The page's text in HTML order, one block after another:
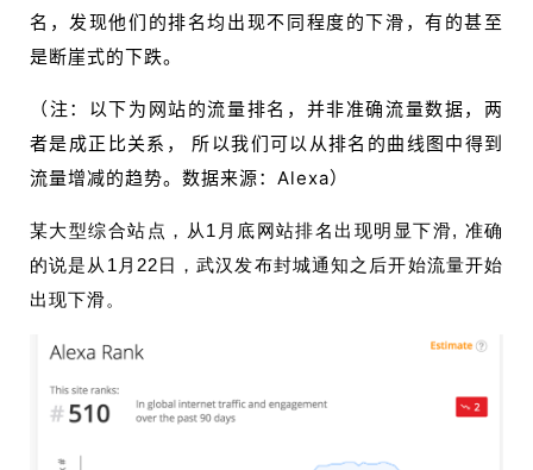
名，发现他们的排名均出现不同程度的下滑，有的甚至
是断崖式的下跌。
（注：以下为网站的流量排名，并非准确流量数据，两
者是成正比关系， 所以我们可以从排名的曲线图中得到
流量增减的趋势。数据来源：Alexa）
某大型综合站点，从1月底网站排名出现明显下滑, 准确
的说是从1月22日，武汉发布封城通知之后开始流量开始
出现下滑。